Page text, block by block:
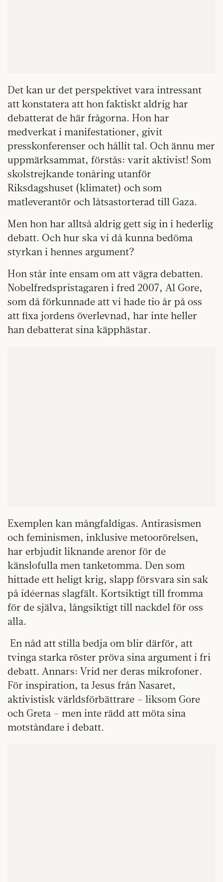
Det kan ur det perspektivet vara intressant
att konstatera att hon faktiskt aldrig har
debatterat de här frågorna. Hon har
medverkat i manifestationer, givit
presskonferenser och hållit tal. Och ännu mer
uppmärksammat, förstås: varit aktivist! Som
skolstrejkande tonåring utanför
Riksdagshuset (klimatet) och som
matleverantör och låtsastorterad till Gaza.
Men hon har alltså aldrig gett sig in i hederlig
debatt. Och hur ska vi då kunna bedöma
styrkan i hennes argument?
Hon står inte ensam om att vägra debatten.
Nobelfredspristagaren i fred 2007, Al Gore,
som då förkunnade att vi hade tio år på oss
att fixa jordens överlevnad, har inte heller
han debatterat sina käpphästar.
Exemplen kan mångfaldigas. Antirasismen
och feminismen, inklusive metoorörelsen,
har erbjudit liknande arenor för de
känslofulla men tanketomma. Den som
hittade ett heligt krig, slapp försvara sin sak
på idéernas slagfält. Kortsiktigt till fromma
för de själva, långsiktigt till nackdel för oss
alla.
En nåd att stilla bedja om blir därför, att
tvinga starka röster pröva sina argument i fri
debatt. Annars: Vrid ner deras mikrofoner.
För inspiration, ta Jesus från Nasaret,
aktivistisk världsförbättrare – liksom Gore
och Greta – men inte rädd att möta sina
motståndare i debatt.